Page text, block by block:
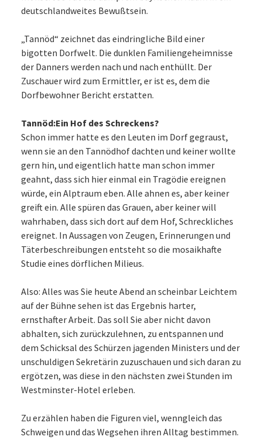
deutschlandweites Bewußtsein.
„Tannöd“ zeichnet das eindringliche Bild einer
bigotten Dorfwelt. Die dunklen Familiengeheimnisse
der Danners werden nach und nach enthüllt. Der
Zuschauer wird zum Ermittler, er ist es, dem die
Dorfbewohner Bericht erstatten.
Tannöd:Ein Hof des Schreckens?
Schon immer hatte es den Leuten im Dorf gegraust,
wenn sie an den Tannödhof dachten und keiner wollte
gern hin, und eigentlich hatte man schon immer
geahnt, dass sich hier einmal ein Tragödie ereignen
würde, ein Alptraum eben. Alle ahnen es, aber keiner
greift ein. Alle spüren das Grauen, aber keiner will
wahrhaben, dass sich dort auf dem Hof, Schreckliches
ereignet. In Aussagen von Zeugen, Erinnerungen und
Täterbeschreibungen entsteht so die mosaikhafte
Studie eines dörflichen Milieus.
Also: Alles was Sie heute Abend an scheinbar Leichtem
auf der Bühne sehen ist das Ergebnis harter,
ernsthafter Arbeit. Das soll Sie aber nicht davon
abhalten, sich zurückzulehnen, zu entspannen und
dem Schicksal des Schürzen jagenden Ministers und der
unschuldigen Sekretärin zuzuschauen und sich daran zu
ergötzen, was diese in den nächsten zwei Stunden im
Westminster-Hotel erleben.
Zu erzählen haben die Figuren viel, wenngleich das
Schweigen und das Wegsehen ihren Alltag bestimmen.